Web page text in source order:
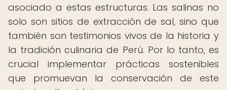
asociado a estas estructuras. Las salinas no
solo son sitios de extracción de sal, sino que
también son testimonios vivos de la historia y
la tradición culinaria de Perú. Por lo tanto, es
crucial implementar prácticas sostenibles
que promuevan la conservación de este